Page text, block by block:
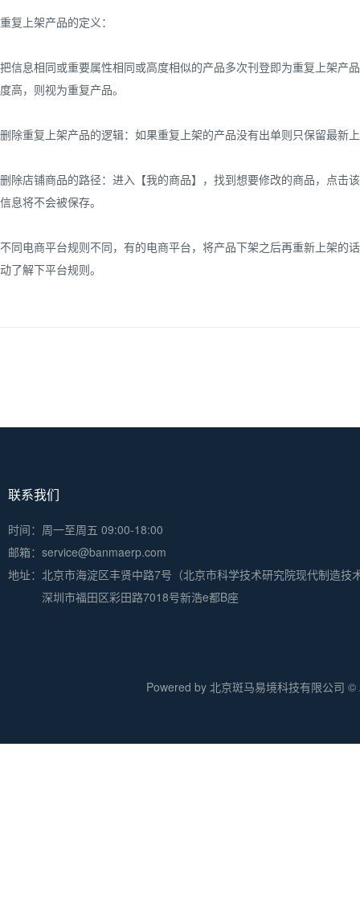
重复上架产品的定义：
把信息相同或重要属性相同或高度相似的产品多次刊登即为重复上架产
度高，则视为重复产品。
删除重复上架产品的逻辑：如果重复上架的产品没有出单则只保留最新
删除店铺商品的路径：进入【我的商品】，找到想要修改的商品，点击
信息将不会被保存。
不同电商平台规则不同，有的电商平台，将产品下架之后再重新上架
动了解下平台规则。
联系我们
时间：周一至周五 09:00-18:00
邮箱：service@banmaerp.com
地址： 北京市海淀区丰贤中路7号（北京市科学技术研究院现代制造技
深圳市福田区彩田路7018号新浩e都B座
Powered by 北京斑马易境科技有限公司